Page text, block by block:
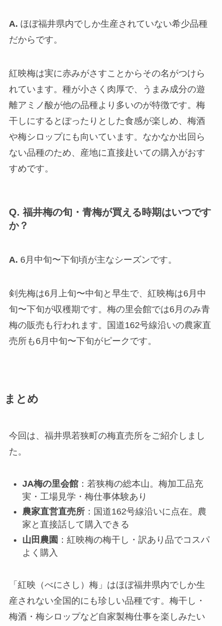
A. ほぼ福井県内でしか生産されていない希少品種
だからです。
紅映梅は実に赤みがさすことからその名がつけら
れています。種が小さく肉厚で、うまみ成分の遊
離アミノ酸が他の品種より多いのが特徴です。梅
干しにするとぽったりとした食感が楽しめ、梅酒
や梅シロップにも向いています。なかなか出回ら
ない品種のため、産地に直接赴いての購入がおす
すめです。
Q. 福井梅の旬・青梅が買える時期はいつです
か？
A. 6月中旬〜下旬頃が主なシーズンです。
剣先梅は6月上旬〜中旬と早生で、紅映梅は6月中
旬〜下旬が収穫期です。梅の里会館では6月のみ青
梅の販売も行われます。国道162号線沿いの農家直
売所も6月中旬〜下旬がピークです。
まとめ
今回は、福井県若狭町の梅直売所をご紹介しまし
た。
JA梅の里会館：若狭梅の総本山。梅加工品充
実・工場見学・梅仕事体験あり
農家直営直売所：国道162号線沿いに点在。農
家と直接話して購入できる
山田農園 ：紅映梅の梅干し・訳あり品でコスパ
よく購入
「紅映（べにさし）梅」はほぼ福井県内でしか生
産されない全国的にも珍しい品種です。梅干し・
梅酒・梅シロップなど自家製梅仕事を楽しみたい